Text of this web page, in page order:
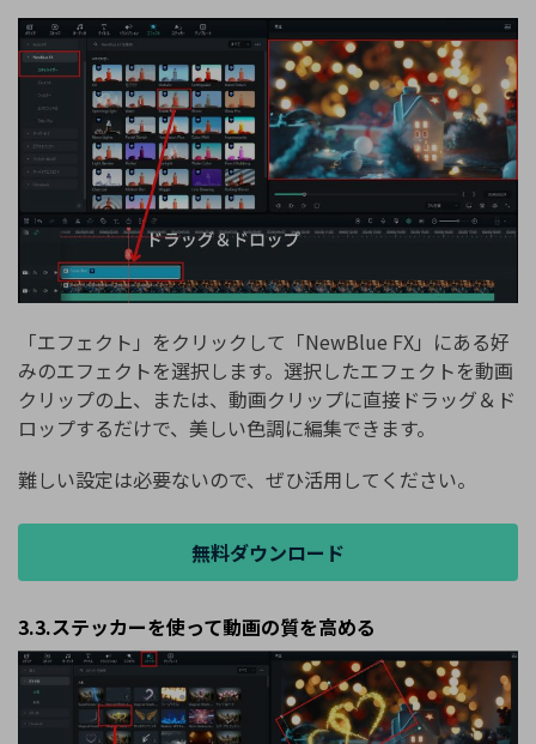
「エフェクト」をクリックして「NewBlue FX」にある好
みのエフェクトを選択します。選択したエフェクトを動画
クリップの上、または、動画クリップに直接ドラッグ＆ド
ロップするだけで、美しい色調に編集できます。
難しい設定は必要ないので、ぜひ活用してください。
無料ダウンロード
3.3.ステッカーを使って動画の質を高める